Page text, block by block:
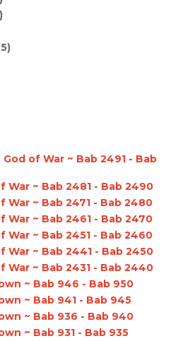
of War ~ Bab 2491 - Bab
War ~ Bab 2481 - Bab 2490
War ~ Bab 2471 - Bab 2480
War ~ Bab 2461 - Bab 2470
War ~ Bab 2451 - Bab 2460
War ~ Bab 2441 - Bab 2450
War ~ Bab 2431 - Bab 2440
~ Bab 946 - Bab 950
~ Bab 941 - Bab 945
~ Bab 936 - Bab 940
~ Bab 931 - Bab 935